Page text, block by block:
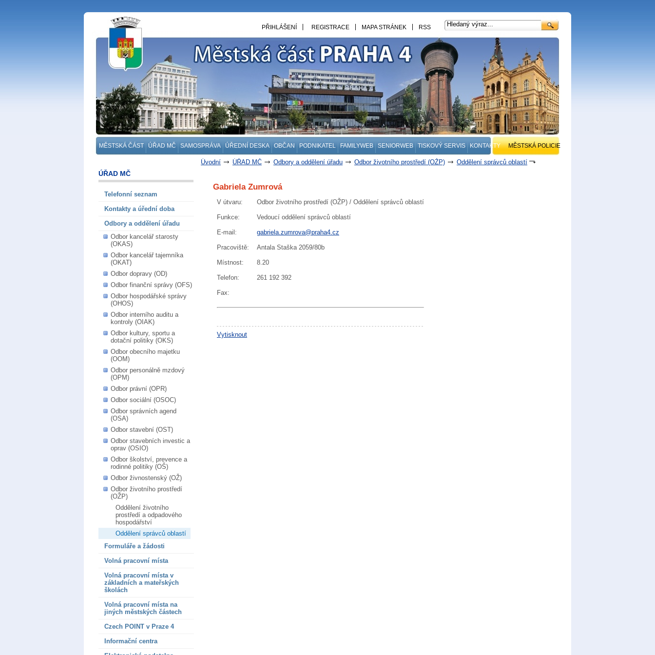
MĚSTSKÁ ČÁST ÚŘAD MČ SAMOSPRÁVA ÚŘEDNÍ DESKA OBČAN PODNIKATEL FAMILYWEB SENIORWEB TISKOVÝ SERVIS KONTAKTY MĚSTSKÁ POLICIE
PŘIHLÁŠENÍ REGISTRACE MAPA STRÁNEK RSS
Úvodní ÚŘAD MČ Odbory a oddělení úřadu Odbor životního prostředí (OŽP) Oddělení správců oblastí
ÚŘAD MČ
Telefonní seznam
Kontakty a úřední doba
Odbory a oddělení úřadu
Odbor kancelář starosty
(OKAS)
Odbor kancelář tajemníka
(OKAT)
Odbor dopravy (OD)
Odbor finanční správy (OFS)
Odbor hospodářské správy
(OHOS)
Odbor interního auditu a
kontroly (OIAK)
Odbor kultury, sportu a
dotační politiky (OKS)
Odbor obecního majetku
(OOM)
Odbor personálně mzdový
(OPM)
Odbor právní (OPR)
Odbor sociální (OSOC)
Odbor správních agend
(OSA)
Odbor stavební (OST)
Odbor stavebních investic a
oprav (OSIO)
Odbor školství, prevence a
rodinné politiky (OŠ)
Odbor živnostenský (OŽ)
Odbor životního prostředí
(OŽP)
Oddělení životního
prostředí a odpadového
hospodářství
Oddělení správců oblastí
Formuláře a žádosti
Volná pracovní místa
Volná pracovní místa v
základních a mateřských
školách
Volná pracovní místa na
jiných městských částech
Czech POINT v Praze 4
Informační centra
Gabriela Zumrová
V útvaru: Odbor životního prostředí (OŽP) / Oddělení správců oblastí
Funkce: Vedoucí oddělení správců oblastí
E-mail: gabriela.zumrova@praha4.cz
Pracoviště: Antala Staška 2059/80b
Místnost: 8.20
Telefon: 261 192 392
Fax:
Vytisknout